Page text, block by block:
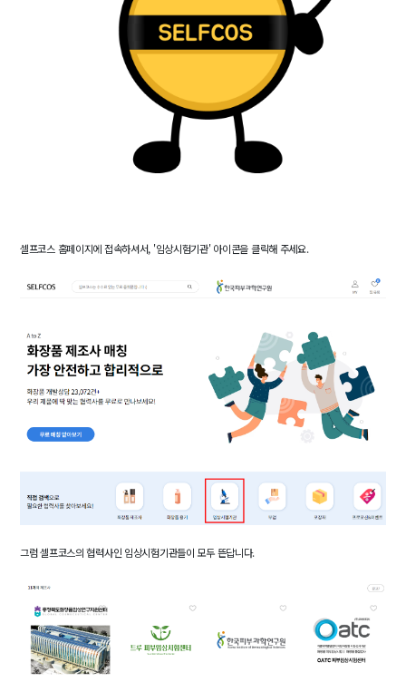
셀프코스 홈페이지에 접속하셔서, '임상시험기관' 아이콘을 클릭해 주세요.
그럼 셀프코스의 협력사인 임상시험기관들이 모두 뜬답니다.